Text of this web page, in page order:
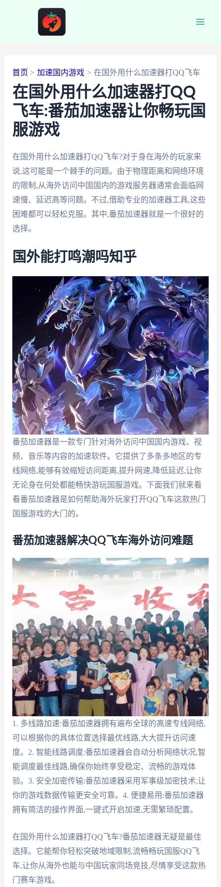
首页 加速国内游戏 在国外用什么加速器打QQ飞车
在国外用什么加速器打QQ
飞车:番茄加速器让你畅玩国
服游戏
在国外用什么加速器打QQ飞车?对于身在海外的玩家来
说,这可能是一个棘手的问题。由于物理距离和网络环境
的限制,从海外访问中国国内的游戏服务器通常会面临网
速慢、延迟高等问题。不过,借助专业的加速器工具,这些
困难都可以轻松克服。其中,番茄加速器就是一个很好的
选择。
国外能打鸣潮吗知乎
番茄加速器是一款专门针对海外访问中国国内游戏、视
频、音乐等内容的加速软件。它提供了多条多地区的专
线网络,能够有效缩短访问距离,提升网速,降低延迟,让你
无论身在何处都能畅快游玩国服游戏。下面我们就来看
看番茄加速器是如何帮助海外玩家打开QQ飞车这款热门
国服游戏的大门的。
番茄加速器解决QQ飞车海外访问难题
1. 多线路加速:番茄加速器拥有遍布全球的高速专线网络,
可以根据你的具体位置选择最优线路,大大提升访问速
度。2. 智能线路调度:番茄加速器会自动分析网络状况,智
能调度最佳线路,确保你始终享受稳定、流畅的游戏体
验。3. 安全加密传输:番茄加速器采用军事级加密技术,让
你的游戏数据传输更安全可靠。4. 便捷易用:番茄加速器
拥有简洁的操作界面,一键式开启加速,无需繁琐配置。
在国外用什么加速器打QQ飞车?番茄加速器无疑是最佳
选择。它能帮你轻松突破地域限制,流畅畅玩国服QQ飞
车,让你从海外也能与中国玩家同场竞技,尽情享受这款热
门赛车游戏。